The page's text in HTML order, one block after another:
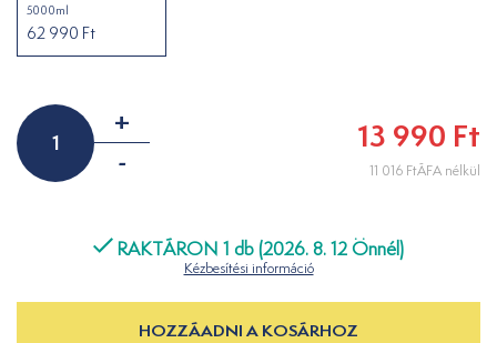
5000ml
62 990 Ft
+
-
13 990 Ft
11 016 FtÁFA nélkül
RAKTÁRON 1 db (2026. 8. 12 Önnél)
Kézbesítési információ
HOZZÁADNI A KOSÁRHOZ